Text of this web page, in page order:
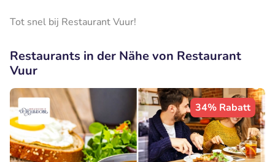
Tot snel bij Restaurant Vuur!
Restaurants in der Nähe von Restaurant
Vuur
34% Rabatt